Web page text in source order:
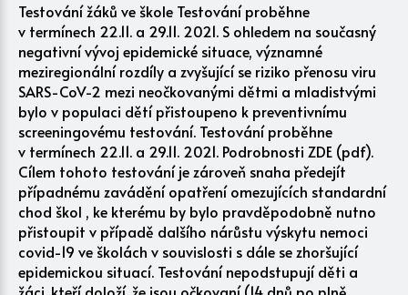
Testování žáků ve škole Testování proběhne
v termínech 22.11. a 29.11. 2021. S ohledem na současný
negativní vývoj epidemické situace, významné
meziregionální rozdíly a zvyšující se riziko přenosu viru
SARS-CoV-2 mezi neočkovanými dětmi a mladistvými
bylo v populaci dětí přistoupeno k preventivnímu
screeningovému testování. Testování proběhne
v termínech 22.11. a 29.11. 2021. Podrobnosti ZDE (pdf).
Cílem tohoto testování je zároveň snaha předejít
případnému zavádění opatření omezujících standardní
chod škol , ke kterému by bylo pravděpodobně nutno
přistoupit v případě dalšího nárůstu výskytu nemoci
covid-19 ve školách v souvislosti s dále se zhoršující
epidemickou situací. Testování nepodstupují děti a